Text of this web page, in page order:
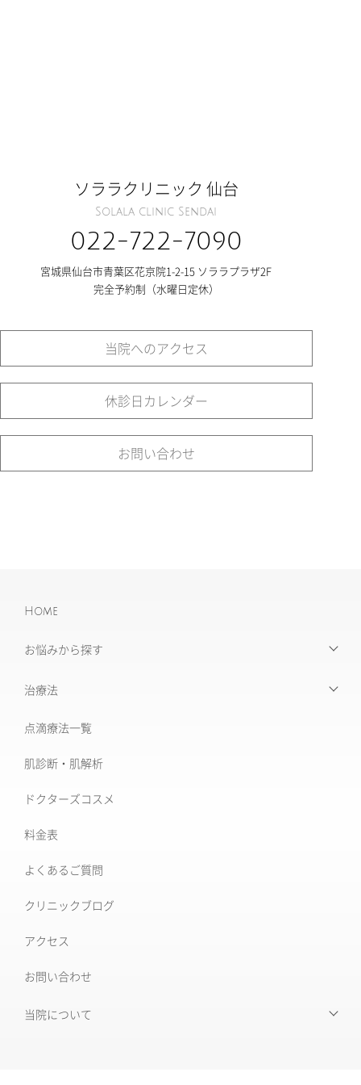
ソララクリニック 仙台
Solala clinic Sendai
022-722-7090
宮城県仙台市青葉区花京院1-2-15 ソララプラザ2F
完全予約制（水曜日定休）
当院へのアクセス
休診日カレンダー
お問い合わせ
Home
お悩みから探す
【お悩みから探す】INDEX
たるみ治療
美肌治療・肌育
シミ取り治療
ニキビ治療専門外来
治療法
治療機器・設備一覧
フォトナ6D/4D
ソフウェーブ
XERF (ザーフ)
ワンダーフェイスプロ
ルビーフラクショナル
肝斑改善集中プラン
HARG＋療法
点滴療法一覧
肌診断・肌解析
ドクターズコスメ
料金表
よくあるご質問
クリニックブログ
アクセス
お問い合わせ
当院について